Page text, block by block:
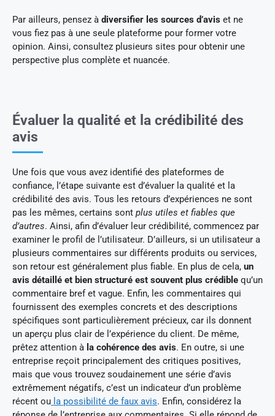
Par ailleurs, pensez à diversifier les sources d’avis et ne
vous fiez pas à une seule plateforme pour former votre
opinion. Ainsi, consultez plusieurs sites pour obtenir une
perspective plus complète et nuancée.
Évaluer la qualité et la crédibilité des
avis
Une fois que vous avez identifié des plateformes de
confiance, l’étape suivante est d’évaluer la qualité et la
crédibilité des avis. Tous les retours d’expériences ne sont
pas les mêmes, certains sont plus utiles et fiables que
d’autres. Ainsi, afin d’évaluer leur crédibilité, commencez par
examiner le profil de l’utilisateur. D’ailleurs, si un utilisateur a
plusieurs commentaires sur différents produits ou services,
son retour est généralement plus fiable. En plus de cela, un
avis détaillé et bien structuré est souvent plus crédible qu’un
commentaire bref et vague. Enfin, les commentaires qui
fournissent des exemples concrets et des descriptions
spécifiques sont particulièrement précieux, car ils donnent
un aperçu plus clair de l’expérience du client. De même,
prêtez attention à la cohérence des avis. En outre, si une
entreprise reçoit principalement des critiques positives,
mais que vous trouvez soudainement une série d’avis
extrêmement négatifs, c’est un indicateur d’un problème
récent ou la possibilité de faux avis. Enfin, considérez la